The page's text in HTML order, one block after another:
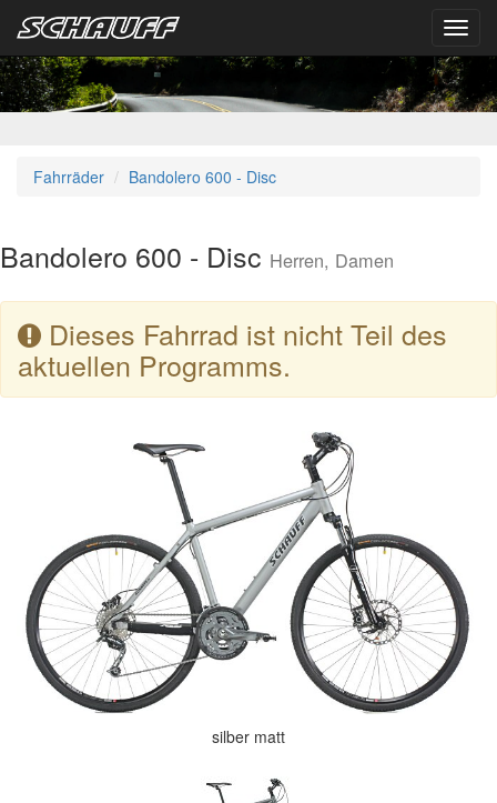
Fahrräder Bandolero 600 - Disc
Bandolero 600 - Disc Herren, Damen
Dieses Fahrrad ist nicht Teil des
aktuellen Programms.
silber matt